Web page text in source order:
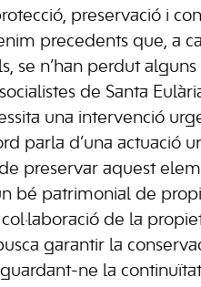
preservació i
precedents que, a
se n’han perdut
de Santa
una intervenció
parla d’una actuació
preservar aquest
bé patrimonial de
de la
garantir la
ne la